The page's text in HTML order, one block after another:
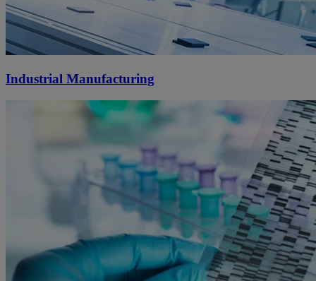
Industrial Manufacturing